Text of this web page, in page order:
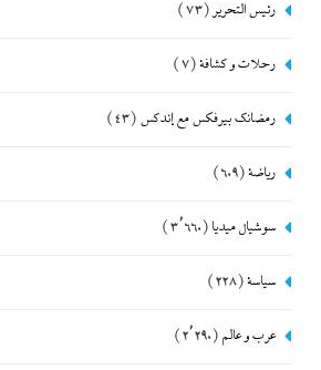
رئيس التحرير (73)
رحلات و كشافة(7)
رمضانك بيرفكس مع إندكس (43)
رياضة(609)
سوشيال ميديا (3٬660)
سياسة(228)
عرب و عالم (2٬290)